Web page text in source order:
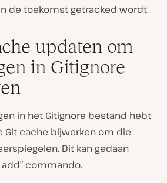
de toekomst getracked wordt.
updaten om
in Gitignore
in het Gitignore bestand hebt
Git cache bijwerken om die
Dit kan gedaan
commando.